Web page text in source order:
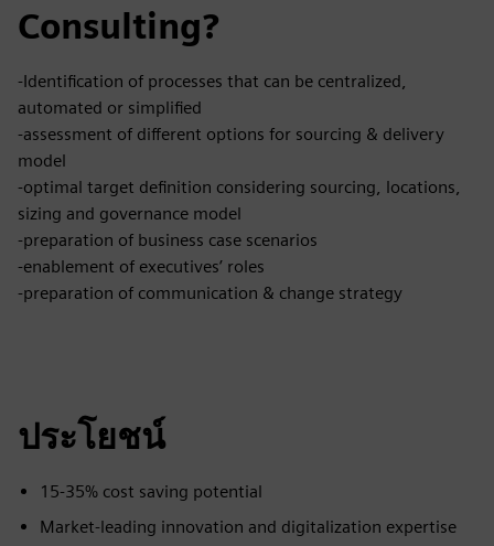
Consulting?
-Identification of processes that can be centralized,
automated or simplified
-assessment of different options for sourcing & delivery
model
-optimal target definition considering sourcing, locations,
sizing and governance model
-preparation of business case scenarios
-enablement of executives’ roles
-preparation of communication & change strategy
ประโยชน์
15-35% cost saving potential
Market-leading innovation and digitalization expertise